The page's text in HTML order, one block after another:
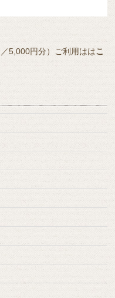
5,000円分）ご利用ははこ